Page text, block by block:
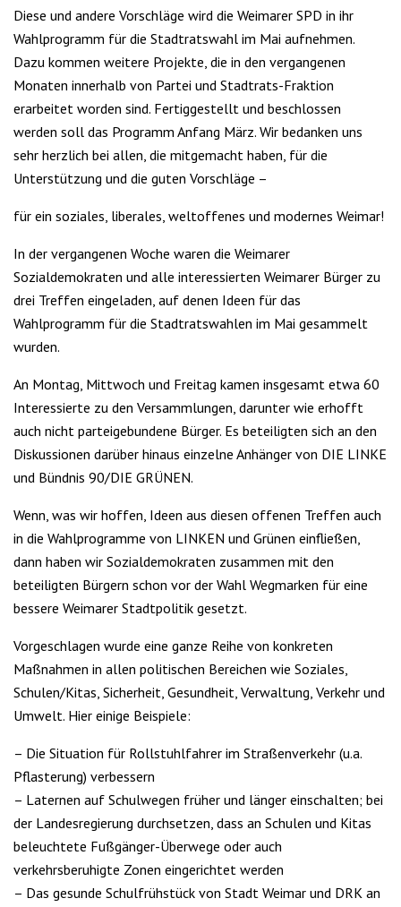
Diese und andere Vorschläge wird die Weimarer SPD in ihr
Wahlprogramm für die Stadtratswahl im Mai aufnehmen.
Dazu kommen weitere Projekte, die in den vergangenen
Monaten innerhalb von Partei und Stadtrats-Fraktion
erarbeitet worden sind. Fertiggestellt und beschlossen
werden soll das Programm Anfang März. Wir bedanken uns
sehr herzlich bei allen, die mitgemacht haben, für die
Unterstützung und die guten Vorschläge –
für ein soziales, liberales, weltoffenes und modernes Weimar!
In der vergangenen Woche waren die Weimarer
Sozialdemokraten und alle interessierten Weimarer Bürger zu
drei Treffen eingeladen, auf denen Ideen für das
Wahlprogramm für die Stadtratswahlen im Mai gesammelt
wurden.
An Montag, Mittwoch und Freitag kamen insgesamt etwa 60
Interessierte zu den Versammlungen, darunter wie erhofft
auch nicht parteigebundene Bürger. Es beteiligten sich an den
Diskussionen darüber hinaus einzelne Anhänger von DIE LINKE
und Bündnis 90/DIE GRÜNEN.
Wenn, was wir hoffen, Ideen aus diesen offenen Treffen auch
in die Wahlprogramme von LINKEN und Grünen einfließen,
dann haben wir Sozialdemokraten zusammen mit den
beteiligten Bürgern schon vor der Wahl Wegmarken für eine
bessere Weimarer Stadtpolitik gesetzt.
Vorgeschlagen wurde eine ganze Reihe von konkreten
Maßnahmen in allen politischen Bereichen wie Soziales,
Schulen/Kitas, Sicherheit, Gesundheit, Verwaltung, Verkehr und
Umwelt. Hier einige Beispiele:
– Die Situation für Rollstuhlfahrer im Straßenverkehr (u.a.
Pflasterung) verbessern
– Laternen auf Schulwegen früher und länger einschalten; bei
der Landesregierung durchsetzen, dass an Schulen und Kitas
beleuchtete Fußgänger-Überwege oder auch
verkehrsberuhigte Zonen eingerichtet werden
– Das gesunde Schulfrühstück von Stadt Weimar und DRK an